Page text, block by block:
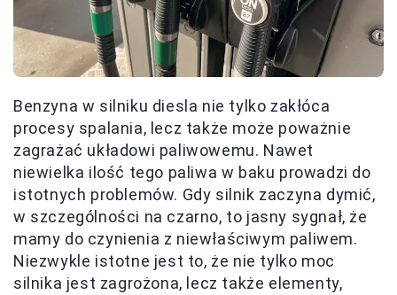
Benzyna w silniku diesla nie tylko zakłóca
procesy spalania, lecz także może poważnie
zagrażać układowi paliwowemu. Nawet
niewielka ilość tego paliwa w baku prowadzi do
istotnych problemów. Gdy silnik zaczyna dymić,
w szczególności na czarno, to jasny sygnał, że
mamy do czynienia z niewłaściwym paliwem.
Niezwykle istotne jest to, że nie tylko moc
silnika jest zagrożona, lecz także elementy,